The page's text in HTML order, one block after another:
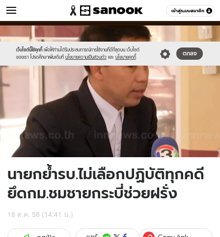
เข้าสู่ระบบสมาชิก
ข่าว หมวดอื่นๆ
เว็บไซต์นี้ใช้คุกกี้ เพื่อให้ท่านได้รับประสบการณ์การใช้งานที่ดีที่สุดบน เว็บไซต์
ของเรา โปรดศึกษาเพิ่มเติมที่ นโยบายความเป็นส่วนตัว และ นโยบายคุกกี้
ตกลง
//s.isanook.com/sr/0/images/logo-
new-
sanook.png
//s.isanook.com/ns/0/ud/376/1884462/653177-
01.jpg
นายกย้ำรบ.ไม่เลือกปฏิบัติทุกคดี
ยึดกม.ชมชายกระบี่ช่วยฝรั่ง
18 ต.ค. 58 (14:41 น.)